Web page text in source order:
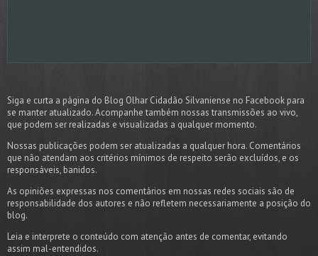
Siga e curta a página do Blog Olhar Cidadão Silvaniense no Facebook para
se manter atualizado. Acompanhe também nossas transmissões ao vivo,
que podem ser realizadas e visualizadas a qualquer momento.
Nossas publicações podem ser atualizadas a qualquer hora. Comentários
que não atendam aos critérios mínimos de respeito serão excluídos, e os
responsáveis, banidos.
As opiniões expressas nos comentários em nossas redes sociais são de
responsabilidade dos autores e não refletem necessariamente a posição do
blog.
Leia e interprete o conteúdo com atenção antes de comentar, evitando
assim mal-entendidos.